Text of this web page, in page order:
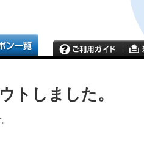
トしました。